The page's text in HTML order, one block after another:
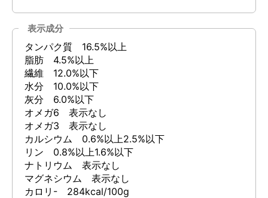
表示成分
タンパク質 16.5%以上
脂肪 4.5%以上
繊維 12.0%以下
水分 10.0%以下
灰分 6.0%以下
オメガ6 表示なし
オメガ3 表示なし
カルシウム 0.6%以上2.5%以下
リン 0.8%以上1.6%以下
ナトリウム 表示なし
マグネシウム 表示なし
カロリ- 284kcal/100g